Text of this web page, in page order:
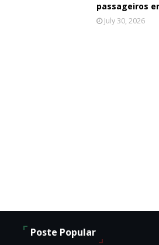
passageiros
July 30, 2026
Poste Popular